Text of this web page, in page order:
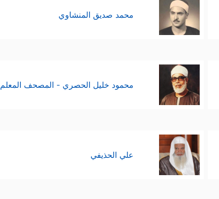
محمد صديق المنشاوي
محمود خليل الحصري - المصحف المعلم
علي الحذيفي